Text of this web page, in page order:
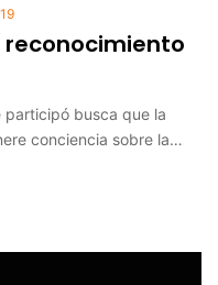
reconocimiento
participó busca que la
conciencia sobre la…